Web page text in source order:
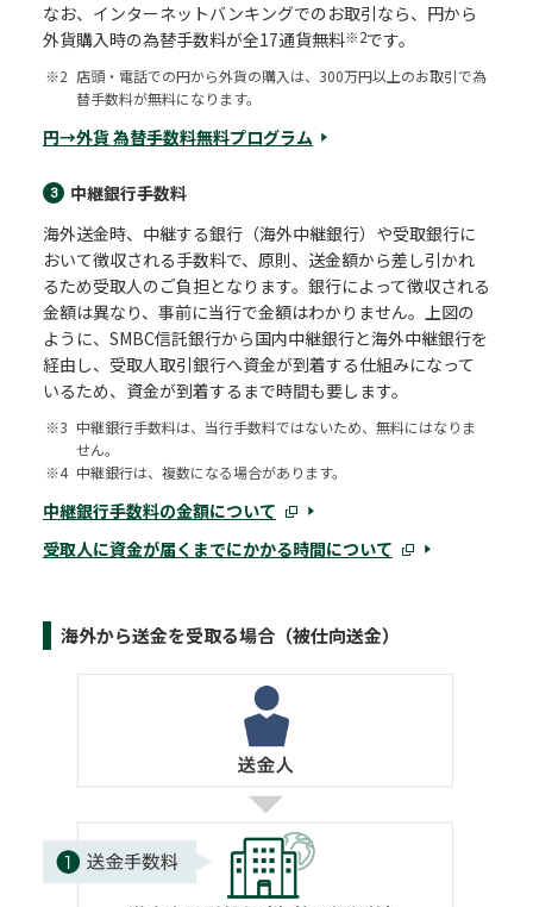
なお、インターネットバンキングでのお取引なら、円から
外貨購入時の為替手数料が全17通貨無料※2です。
※2 店頭・電話での円から外貨の購入は、300万円以上のお取引で為
替手数料が無料になります。
円→外貨 為替手数料無料プログラム
3
中継銀行手数料
海外送金時、中継する銀行（海外中継銀行）や受取銀行に
おいて徴収される手数料で、原則、送金額から差し引かれ
るため受取人のご負担となります。銀行によって徴収される
金額は異なり、事前に当行で金額はわかりません。上図の
ように、SMBC信託銀行から国内中継銀行と海外中継銀行を
経由し、受取人取引銀行へ資金が到着する仕組みになって
いるため、資金が到着するまで時間も要します。
※3 中継銀行手数料は、当行手数料ではないため、無料にはなりま
せん。
※4 中継銀行は、複数になる場合があります。
中継銀行手数料の金額について
受取人に資金が届くまでにかかる時間について
海外から送金を受取る場合（被仕向送金）